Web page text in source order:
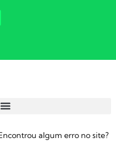
algum erro no site?